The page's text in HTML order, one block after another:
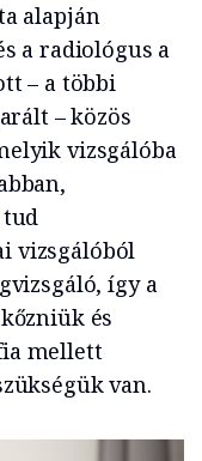
alapján
a radiológus a
– a többi
– közös
vizsgálóba
tud
vizsgálóból
így a
és
mellett
van.